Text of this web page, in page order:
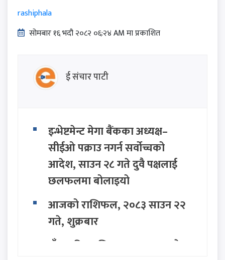
rashiphala
सोमबार १६ भदौ २०८२ ०६:२४ AM मा प्रकाशित
ई संचार पाटी
इन्भेष्टमेन्ट मेगा बैंकका अध्यक्ष–
सीईओ पक्राउ नगर्न सर्वोच्चको
आदेश, साउन २८ गते दुवै पक्षलाई
छलफलमा बोलाइयो
आजको राशिफल, २०८३ साउन २२
गते, शुक्रबार
पाँच महिनापछि साउन २६ मा स्वदेश